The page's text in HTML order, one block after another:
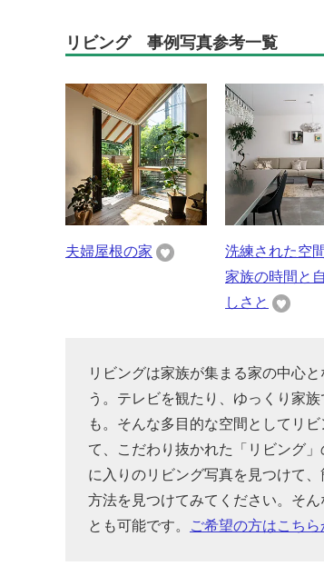
リビング 事例写真参考一覧
夫婦屋根の家
洗練された空間
家族の時間と
しさと
リビングは家族が集まる家の中心
う。テレビを観たり、ゆっくり家
も。そんな多目的な空間としてリ
て、こだわり抜かれた「リビング
に入りのリビング写真を見つけて
方法を見つけてみてください。そ
とも可能です。
ご希望の方はこちら